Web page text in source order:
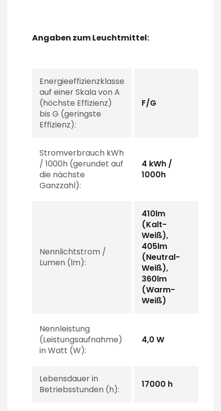
Angaben zum Leuchtmittel:
Energieeffizienzklasse
auf einer Skala von A
(höchste Effizienz)
bis G (geringste
Effizienz):
F/G
Stromverbrauch kWh
/ 1000h (gerundet auf
die nächste
Ganzzahl):
4 kWh /
1000h
Nennlichtstrom /
Lumen (lm):
410lm
(Kalt-
Weiß),
405lm
(Neutral-
Weiß),
360lm
(Warm-
Weiß)
Nennleistung
(Leistungsaufnahme)
in Watt (W):
4,0 W
Lebensdauer in
Betriebsstunden (h):
17000 h